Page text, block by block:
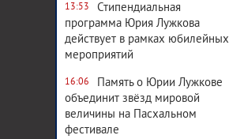
13:53
Стипендиальная
программа Юрия Лужкова
действует в рамках юбилейных
мероприятий
16:06
Память о Юрии Лужкове
объединит звёзд мировой
величины на Пасхальном
фестивале